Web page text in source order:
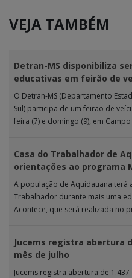
VEJA TAMBÉM
Detran-MS disponibiliza
educativas em feirão de
O Detran-MS (Departamento
Sul) participa de um feirão de
feira (7) e domingo (9), em
Casa do Trabalhador de
orientações ao programa
A população de Aquidauana terá
Trabalhador durante mais uma
Acontece, que será realizada no
Jucems registra abertura
mês de julho
Jucems registra abertura de